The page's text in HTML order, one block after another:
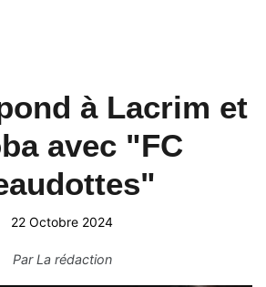
à Lacrim et
avec "FC
22 Octobre 2024
ParLa rédaction